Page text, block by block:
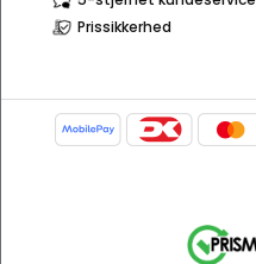
Prissikkerhed